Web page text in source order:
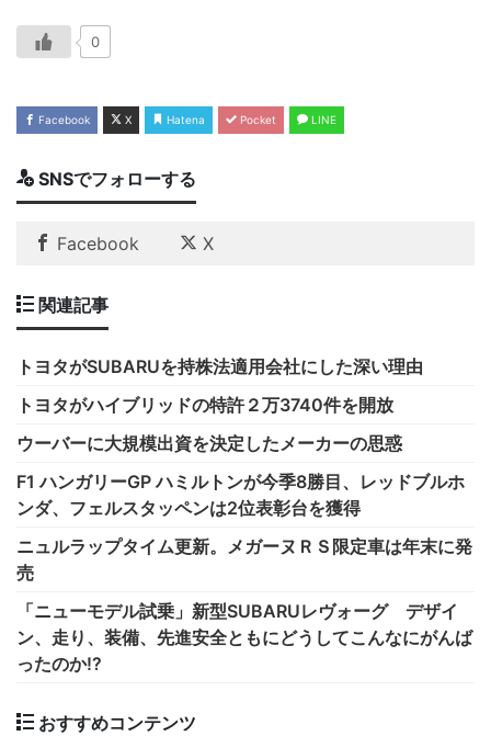
0
Facebook X Hatena Pocket LINE
SNSでフォローする
Facebook X
関連記事
トヨタがSUBARUを持株法適用会社にした深い理由
トヨタがハイブリッドの特許２万3740件を開放
ウーバーに大規模出資を決定したメーカーの思惑
F1 ハンガリーGP ハミルトンが今季8勝目、レッドブルホ
ンダ、フェルスタッペンは2位表彰台を獲得
ニュルラップタイム更新。メガーヌＲＳ限定車は年末に発
売
「ニューモデル試乗」新型SUBARUレヴォーグ デザイ
ン、走り、装備、先進安全ともにどうしてこんなにがんば
ったのか!?
おすすめコンテンツ